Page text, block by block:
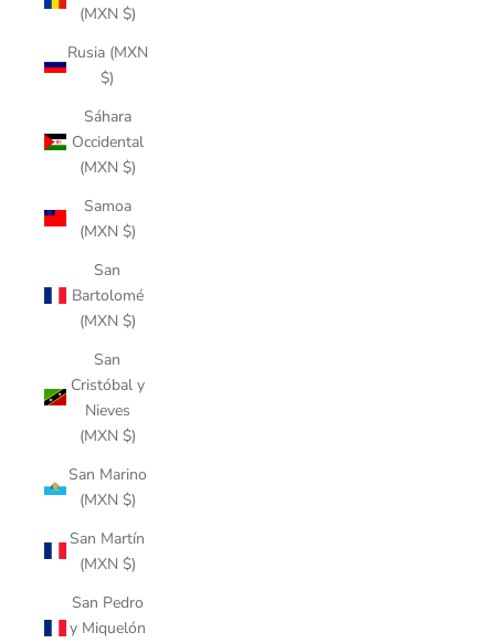
(MXN $)
Rusia (MXN
$)
Sáhara
Occidental
(MXN $)
Samoa
(MXN $)
San
Bartolomé
(MXN $)
San
Cristóbal y
Nieves
(MXN $)
San Marino
(MXN $)
San Martín
(MXN $)
San Pedro
y Miquelón